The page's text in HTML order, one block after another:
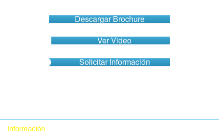
Descargar Brochure
Ver Video
Solicitar Información
Información